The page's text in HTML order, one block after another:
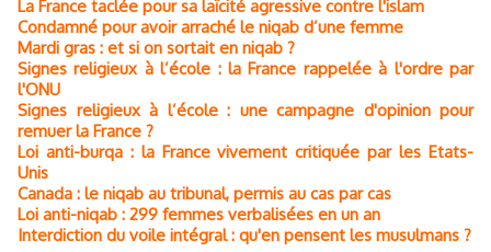
La France taclée pour sa laïcité agressive contre l'islam
Condamné pour avoir arraché le niqab d’une femme
Mardi gras : et si on sortait en niqab ?
Signes religieux à l’école : la France rappelée à l'ordre par
l'ONU
Signes religieux à l’école : une campagne d'opinion pour
remuer la France ?
Loi anti-burqa : la France vivement critiquée par les Etats-
Unis
Canada : le niqab au tribunal, permis au cas par cas
Loi anti-niqab : 299 femmes verbalisées en un an
Interdiction du voile intégral : qu'en pensent les musulmans ?